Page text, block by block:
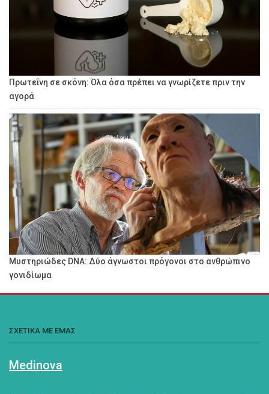
Πρωτεΐνη σε σκόνη: Όλα όσα πρέπει να γνωρίζετε πριν την
αγορά
Μυστηριώδες DNA: Δύο άγνωστοι πρόγονοι στο ανθρώπινο
γονιδίωμα
ΣΧΕΤΙΚΑ ΜΕ ΕΜΑΣ
Medinova